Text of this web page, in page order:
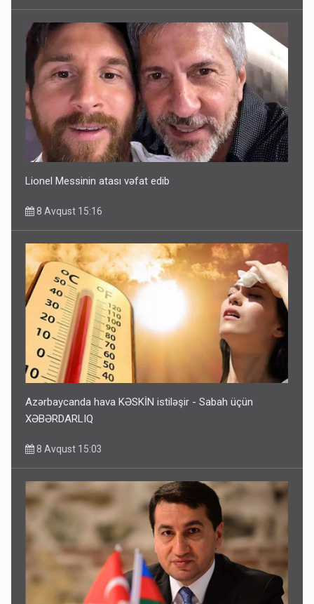
Lionel Messinin atası vəfat edib
8 Avqust 15:16
Azərbaycanda hava KƏSKİN istiləşir - Sabah üçün
XƏBƏRDARLIQ
8 Avqust 15:03